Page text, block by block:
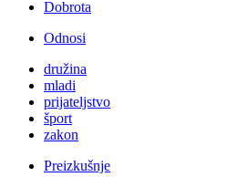
Dobrota
Odnosi
družina
mladi
prijateljstvo
šport
zakon
Preizkušnje